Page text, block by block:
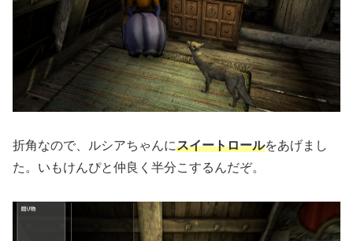
折角なので、ルシアちゃんにスイートロールをあげまし
た。いもけんぴと仲良く半分こするんだぞ。